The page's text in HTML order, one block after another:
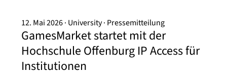
12. Mai 2026 University Pressemitteilung
GamesMarket startet mit der
Hochschule Offenburg IP Access für
Institutionen